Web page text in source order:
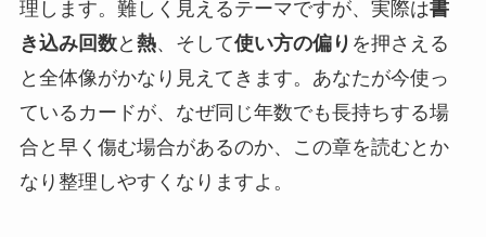
理します。難しく見えるテーマですが、実際は書
き込み回数と 熱、そして使い方の偏り を押さえる
と全体像がかなり見えてきます。あなたが今使っ
ているカードが、なぜ同じ年数でも長持ちする場
合と早く傷む場合があるのか、この章を読むとか
なり整理しやすくなりますよ。